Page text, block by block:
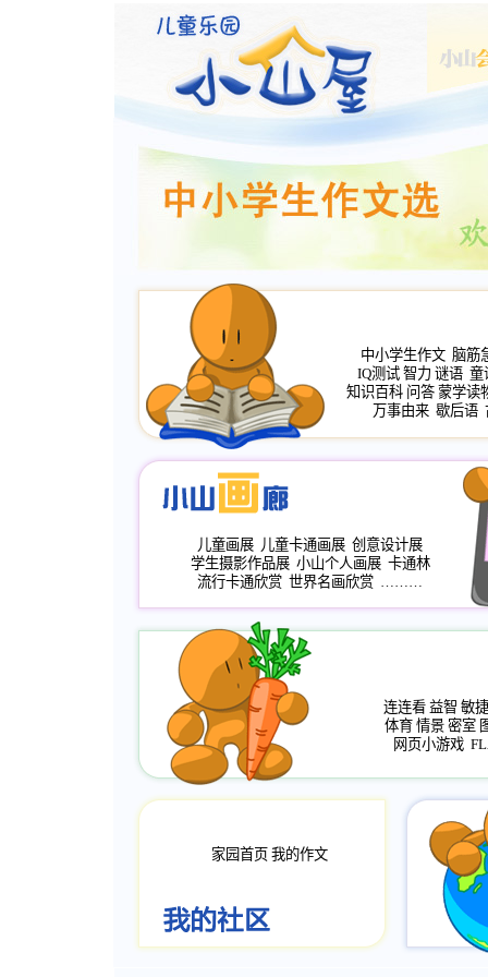
中小学生作文 脑筋
IQ测试 智力 谜语 童
知识百科 问答 蒙学读
万事由来 歇后语
儿童画展 儿童卡通画展 创意设计展
学生摄影作品展 小山个人画展 卡通林
流行卡通欣赏 世界名画欣赏 ………
连连看 益智 敏捷
体育 情景 密室
网页小游戏
家园首页 我的作文